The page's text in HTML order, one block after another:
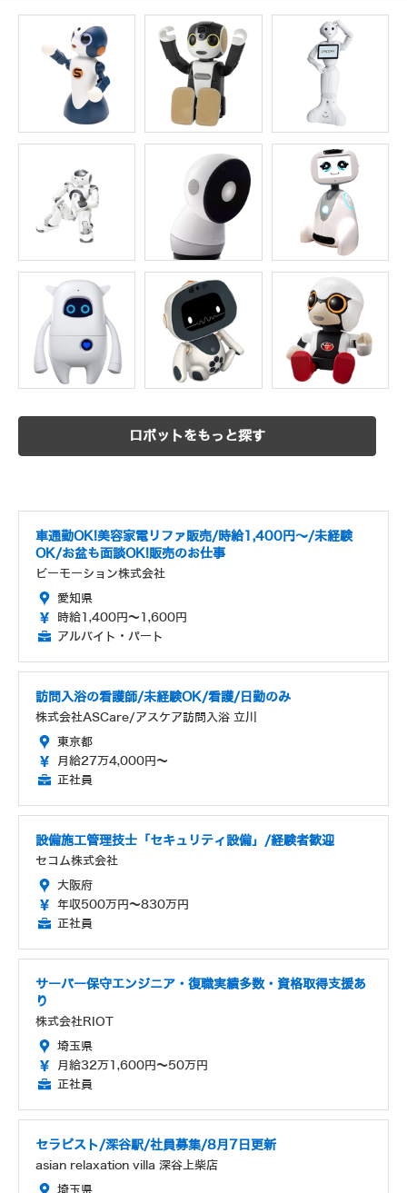
ロボットをもっと探す
車通勤OK!美容家電リファ販売/時給1,400円～/未経験
OK/お盆も面談OK!販売のお仕事
ビーモーション株式会社
愛知県
時給1,400円～1,600円
アルバイト・パート
訪問入浴の看護師/未経験OK/看護/日勤のみ
株式会社ASCare/アスケア訪問入浴 立川
東京都
月給27万4,000円～
正社員
設備施工管理技士「セキュリティ設備」/経験者歓迎
セコム株式会社
大阪府
年収500万円～830万円
正社員
サーバー保守エンジニア・復職実績多数・資格取得支援あ
り
株式会社RIOT
埼玉県
月給32万1,600円～50万円
正社員
セラピスト/深谷駅/社員募集/8月7日更新
asian relaxation villa 深谷上柴店
埼玉県